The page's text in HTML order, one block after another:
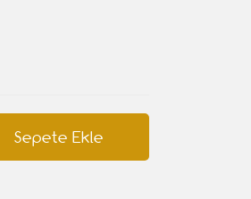
Sepete Ekle